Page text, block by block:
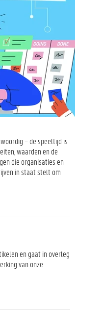
– de speeltijd is
waarden en de
die organisaties en
in staat stelt om
en gaat in overleg
van onze